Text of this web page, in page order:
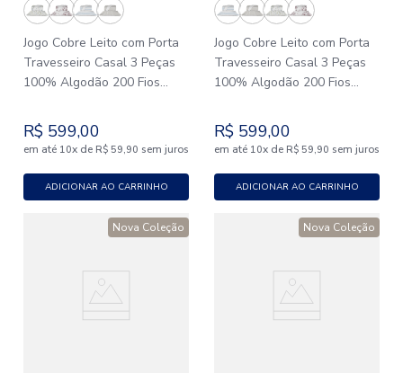
Jogo Cobre Leito com Porta
Travesseiro Casal 3 Peças
100% Algodão 200 Fios
R$ 599,00
em até 10x de R$ 59,90 sem juros
ADICIONAR AO CARRINHO
Jogo Cobre Leito com Porta
Travesseiro Casal 3 Peças
100% Algodão 200 Fios
R$ 599,00
em até 10x de R$ 59,90 sem juros
ADICIONAR AO CARRINHO
Nova Coleção Nova Coleção